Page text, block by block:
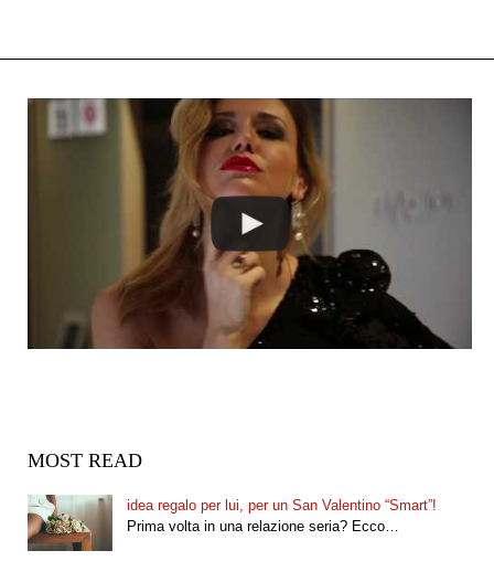
MOST READ
idea regalo per lui, per un San Valentino “Smart”!
Prima volta in una relazione seria? Ecco…